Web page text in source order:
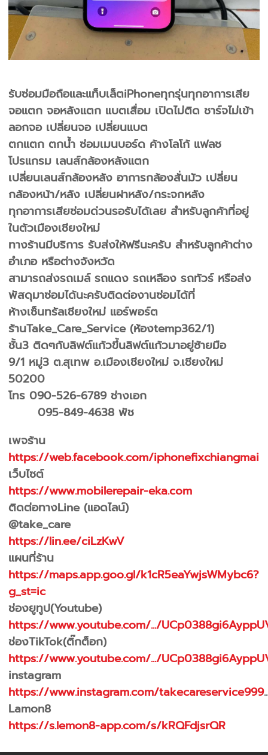
รับซ่อมมือถือและแท็บเล็ตiPhoneทุกรุ่นทุกอาการเสีย
จอแตก จอหลังแตก แบตเสื่อม เปิดไม่ติด ชาร์จไม่เข้า
ลอกจอ เปลี่ยนจอ เปลี่ยนแบต
ตกแตก ตกน้ำ ซ่อมเมนบอร์ด ค้างโลโก้ แฟลช
โปรแกรม เลนส์กล้องหลังแตก
เปลี่ยนเลนส์กล้องหลัง อาการกล้องสั่นมัว เปลี่ยน
กล้องหน้า/หลัง เปลี่ยนฝาหลัง/กระจกหลัง
ทุกอาการเสียซ่อมด่วนรอรับได้เลย สำหรับลูกค้าที่อยู่
ในตัวเมืองเชียงใหม่
ทางร้านมีบริการ รับส่งให้ฟรีนะครับ สำหรับลูกค้าต่าง
อำเภอ หรือต่างจังหวัด
สามารถส่งรถเมล์ รถแดง รถเหลือง รถทัวร์ หรือส่ง
พัสดุมาซ่อมได้นะครับติดต่องานซ่อมได้ที่
ห้างเซ็นทรัลเชียงใหม่ แอร์พอร์ต
ร้านTake_Care_Service (ห้องtemp362/1)
ชั้น3 ติดๆกับลิฟต์แก้วขึ้นลิฟต์แก้วมาอยู่ซ้ายมือ
9/1 หมู่3 ต.สุเทพ อ.เมืองเชียงใหม่ จ.เชียงใหม่
50200
โทร 090-526-6789 ช่างเอก
095-849-4638 พัช
เพจร้าน
https://web.facebook.com/iphonefixchiangmai
เว็บไซต์
https://www.mobilerepair-eka.com
ติดต่อทางLine (แอดไลน์)
@take_care
https://lin.ee/ciLzKwV
แผนที่ร้าน
https://maps.app.goo.gl/k1cR5eaYwjsWMybc6?
g_st=ic
ช่องยูทูป(Youtube)
https://www.youtube.com/.../
ช่องTikTok(ติ๊กต็อก)
https://www.youtube.com/.../
instagram
https://www.instagram.com/takecareservice999
Lamon8
https://s.lemon8-app.com/s/kRQFdjsrQR